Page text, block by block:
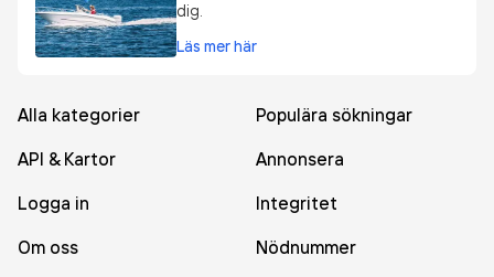
dig.
Läs mer här
Alla kategorier
Populära sökningar
API & Kartor
Annonsera
Logga in
Integritet
Om oss
Nödnummer